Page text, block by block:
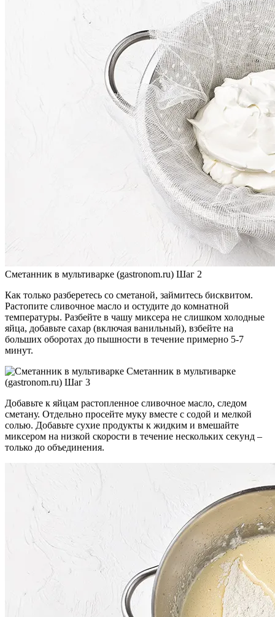
Сметанник в мультиварке (gastronom.ru) Шаг 2
Как только разберетесь со сметаной, займитесь бисквитом.
Растопите сливочное масло и остудите до комнатной
температуры. Разбейте в чашу миксера не слишком холодные
яйца, добавьте сахар (включая ванильный), взбейте на
больших оборотах до пышности в течение примерно 5-7
минут.
Сметанник в мультиварке
(gastronom.ru) Шаг 3
Добавьте к яйцам растопленное сливочное масло, следом
сметану. Отдельно просейте муку вместе с содой и мелкой
солью. Добавьте сухие продукты к жидким и вмешайте
миксером на низкой скорости в течение нескольких секунд –
только до объединения.